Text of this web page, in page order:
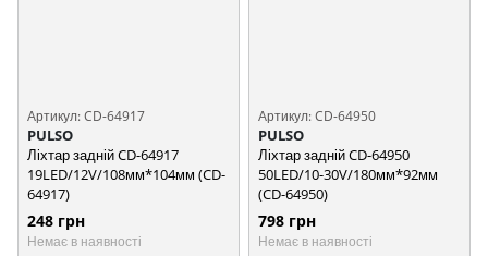
Артикул: CD-64917
PULSO
Ліхтар задній CD-64917
19LED/12V/108мм*104мм (CD-
64917)
248 грн
Немає в наявності
Артикул: CD-64950
PULSO
Ліхтар задній CD-64950
50LED/10-30V/180мм*92мм
(CD-64950)
798 грн
Немає в наявності